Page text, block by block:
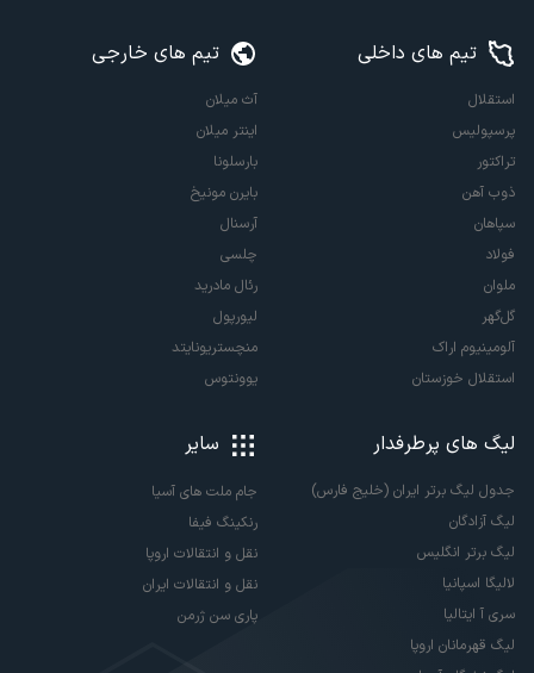
تیم های داخلی
استقلال
پرسپولیس
تراکتور
ذوب آهن
سپاهان
فولاد
ملوان
گل‌گهر
آلومینیوم اراک
استقلال خوزستان
تیم های خارجی
آث میلان
اینتر میلان
بارسلونا
بایرن مونیخ
آرسنال
چلسی
رئال مادرید
لیورپول
منچستریونایتد
یوونتوس
لیگ های پرطرفدار
جدول لیگ برتر ایران (خلیج فارس)
لیگ آزادگان
لیگ برتر انگلیس
لالیگا اسپانیا
سری آ ایتالیا
لیگ قهرمانان اروپا
سایر
جام ملت های آسیا
رنکینگ فیفا
نقل و انتقالات اروپا
نقل و انتقالات ایران
پاری سن ژرمن